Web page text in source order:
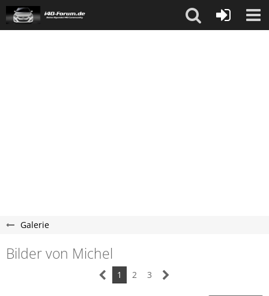
Galerie
Bilder von Michel
1 2 3